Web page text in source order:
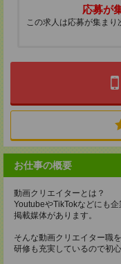
応募が
この求人は応募が集ま
お仕事の概要
動画クリエイターとは？
YoutubeやTikTokなどにも
掲載媒体があります。
そんな動画クリエイター職
研修も充実しているので初